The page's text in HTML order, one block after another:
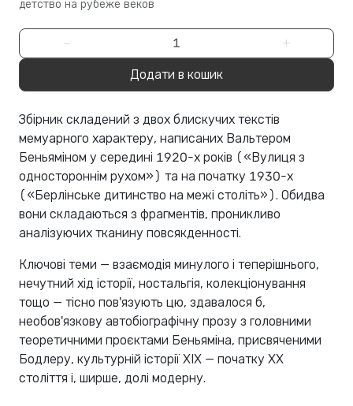
детство на рубеже веков
− +
Додати в кошик
Збірник складений з двох блискучих текстів
мемуарного характеру, написаних Вальтером
Беньяміном у середині 1920-х років («Вулиця з
одностороннім рухом») та на початку 1930-х
(«Берлінське дитинство на межі століть»). Обидва
вони складаються з фрагментів, проникливо
аналізуючих тканину повсякденності.
Ключові теми — взаємодія минулого і теперішнього,
нечутний хід історії, ностальгія, колекціонування
тощо — тісно пов'язують цю, здавалося б,
необов'язкову автобіографічну прозу з головними
теоретичними проєктами Беньяміна, присвяченими
Бодлеру, культурній історії XIX — початку XX
століття і, ширше, долі модерну.